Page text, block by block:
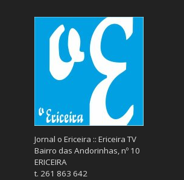
Jornal o Ericeira :: Ericeira TV
Bairro das Andorinhas, nº 10
ERICEIRA
t. 261 863 642